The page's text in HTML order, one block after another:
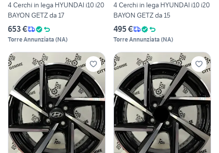
4 Cerchi in lega HYUNDAI i10 i20
BAYON GETZ da 17
653 €
Torre Annunziata (NA)
4 Cerchi in lega HYUNDAI i10 i20
BAYON GETZ da 15
495 €
Torre Annunziata (NA)